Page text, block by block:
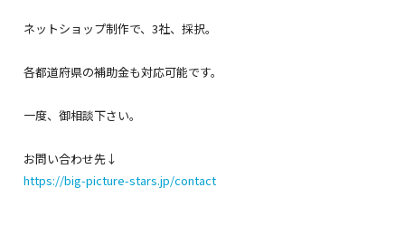
ネットショップ制作で、3社、採択。
各都道府県の補助金も対応可能です。
一度、御相談下さい。
お問い合わせ先↓
https://big-picture-stars.jp/contact